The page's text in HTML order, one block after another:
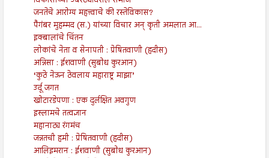
जनतेचे आरोग्य महत्त्वाचे की रस्तेविकास?
पैगंबर मुहम्मद (स.) यांच्या विचार अन् कृती अमलात आ...
इक्बालांचे चिंतन
लोकांचे नेता व सेनापती : प्रेषितवाणी (हदीस)
अन्निसा : ईशवाणी (सुबोध कुरआन)
‘कुठे नेऊन ठेवलाय महाराष्ट्र माझा’
उर्दू जगत
खोटारडेपणा : एक दुर्लक्षित अवगुण
इस्लामचे तत्वज्ञान
महानाट्य रंगमंच
जन्नतची हमी : प्रेषितवाणी (हदीस)
आलिइमरान : ईशवाणी (सुबोध कुरआन)